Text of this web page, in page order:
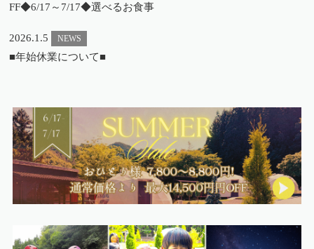
FF◆6/17～7/17◆選べるお食事
2026.1.5 NEWS
■年始休業について■